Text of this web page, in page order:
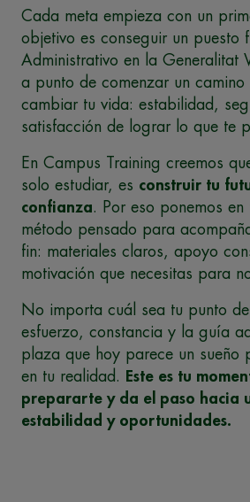
Cada meta empieza con un
objetivo es conseguir un puesto
Administrativo en la Generalitat
a punto de comenzar un camino
cambiar tu vida: estabilidad,
satisfacción de lograr lo que te
En Campus Training creemos
solo estudiar, es construir tu
confianza. Por eso ponemos en
método pensado para
fin: materiales claros, apoyo
motivación que necesitas para
No importa cuál sea tu punto
esfuerzo, constancia y la guía
plaza que hoy parece un sueño
en tu realidad.
Este es tu
prepararte y da el paso hacia
estabilidad y oportunidades.